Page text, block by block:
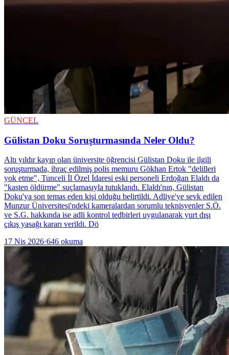
GÜNCEL
Gülistan Doku Soruşturmasında Neler Oldu?
Altı yıldır kayıp olan üniversite öğrencisi Gülistan Doku ile ilgili
soruşturmada, ihraç edilmiş polis memuru Gökhan Ertok "delilleri
yok etme", Tunceli İl Özel İdaresi eski personeli Erdoğan Elaldı da
"kasten öldürme" suçlamasıyla tutuklandı. Elaldı'nın, Gülistan
Doku'ya son temas eden kişi olduğu belirtildi. Adliye'ye sevk edilen
Munzur Üniversitesi'ndeki kameralardan sorumlu teknisyenler S.Ö.
ve S.G. hakkında ise adli kontrol tedbirleri uygulanarak yurt dışı
çıkış yasağı kararı verildi. Dö
17 Nis 2026·646 okuma